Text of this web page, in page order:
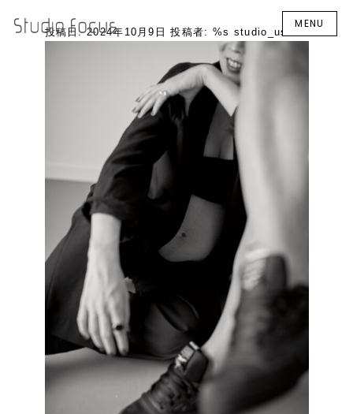
MENU
投稿日:2024年10月9日 投稿者: %s studio_user